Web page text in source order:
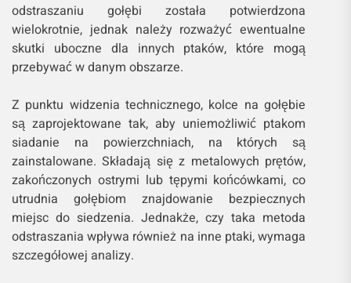
odstraszaniu gołębi została potwierdzona
wielokrotnie, jednak należy rozważyć ewentualne
skutki uboczne dla innych ptaków, które mogą
przebywać w danym obszarze.
Z punktu widzenia technicznego, kolce na gołębie
są zaprojektowane tak, aby uniemożliwić ptakom
siadanie na powierzchniach, na których są
zainstalowane. Składają się z metalowych prętów,
zakończonych ostrymi lub tępymi końcówkami, co
utrudnia gołębiom znajdowanie bezpiecznych
miejsc do siedzenia. Jednakże, czy taka metoda
odstraszania wpływa również na inne ptaki, wymaga
szczegółowej analizy.